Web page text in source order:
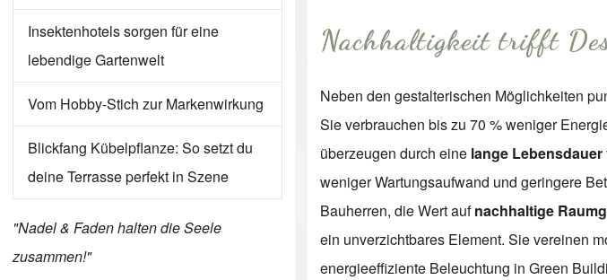
Insektenhotels sorgen für eine
lebendige Gartenwelt
Vom Hobby-Stich zur Markenwirkung
Blickfang Kübelpflanze: So setzt du
deine Terrasse perfekt in Szene
"Nadel & Faden halten die Seele
zusammen!"
Nachhaltigkeit trifft
Neben den gestalterischen Möglichkeiten
Sie verbrauchen bis zu 70 % weniger
überzeugen durch eine lange
weniger Wartungsaufwand und geringere
Bauherren, die Wert aufnachhaltige
ein unverzichtbares Element. Sie vereinen
energieeffiziente Beleuchtung in Green